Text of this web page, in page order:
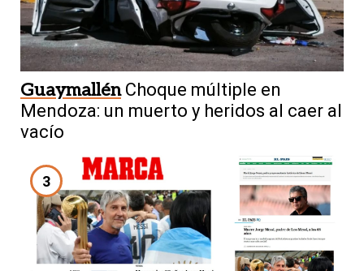
Guaymallén Choque múltiple en
Mendoza: un muerto y heridos al caer al
vacío
3